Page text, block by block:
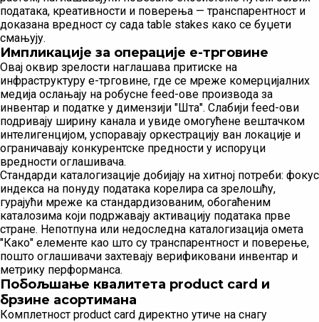
података, креативности и поверења — транспарентност и
доказана вредност су сада table stakes како се буџети
смањују.
Импликације за операције е-трговине
Овај оквир зрелости наглашава притиске на
инфраструктуру е-трговине, где се мреже комерцијалних
медија ослањају на робусне feеd-ове производа за
инвентар и податке у димензији "Шта". Слабији feеd-ови
подривају ширину канала и увиде омогућене вештачком
интелигенцијом, успоравају оркестрацију ван локације и
ограничавају конкурентске предности у испоруци
вредности оглашивача.
Стандарди каталогизације добијају на хитној потреби: фокус
индекса на понуду података корелира са зрелошћу,
гурајући мреже ка стандардизованим, обогаћеним
каталозима који подржавају активацију података прве
стране. Непотпуна или недоследна каталогизација омета
"Како" елементе као што су транспарентност и поверење,
пошто оглашивачи захтевају верификовани инвентар и
метрику перформанса.
Побољшање квалитета product card и
брзине асортимана
Комплетност product card директно утиче на снагу